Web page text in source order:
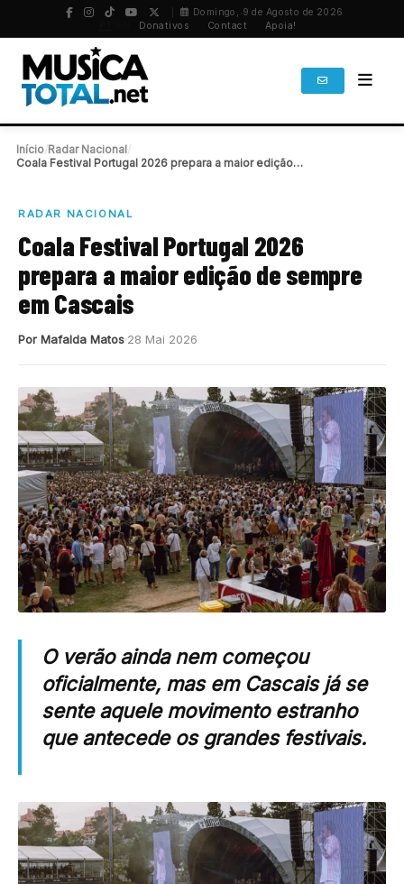
Domingo, 9 de Agosto de 2026
Donativos Contact Apoia!
Início Radar Nacional
Coala Festival Portugal 2026 prepara a maior edição…
RADAR NACIONAL
Coala Festival Portugal 2026
prepara a maior edição de sempre
em Cascais
Por Mafalda Matos 28 Mai 2026
O verão ainda nem começou
oficialmente, mas em Cascais já se
sente aquele movimento estranho
que antecede os grandes festivais.